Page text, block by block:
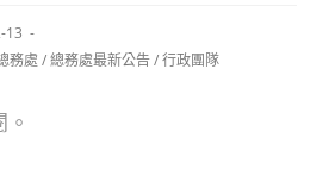
13
務處 / 總務處最新公告 / 行政團隊